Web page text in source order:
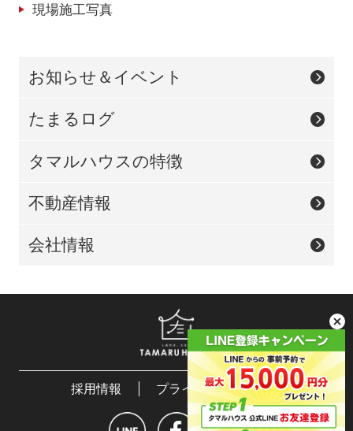
現場施工写真
お知らせ＆イベント
たまるログ
タマルハウスの特徴
不動産情報
会社情報
採用情報 プライバシーポリシー